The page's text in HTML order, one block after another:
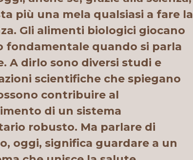
più una mela qualsiasi a fare la
Gli alimenti biologici giocano
fondamentale quando si parla
A dirlo sono diversi studi e
scientifiche che spiegano
contribuire al
di un sistema
robusto. Ma parlare di
oggi, significa guardare a un